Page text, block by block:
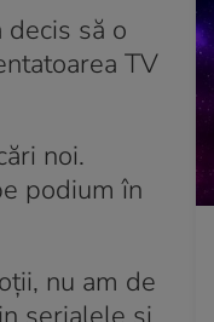
să o
TV
noi.
podium în
nu am de